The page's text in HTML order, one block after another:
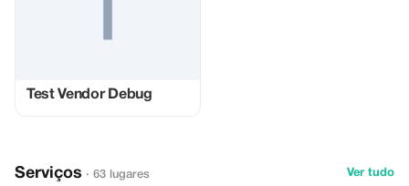
Test Vendor Debug
Serviços · 63 lugares Ver tudo